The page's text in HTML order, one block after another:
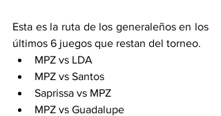
Esta es la ruta de los generaleños en los
últimos 6 juegos que restan del torneo.
MPZ vs LDA
MPZ vs Santos
Saprissa vs MPZ
MPZ vs Guadalupe